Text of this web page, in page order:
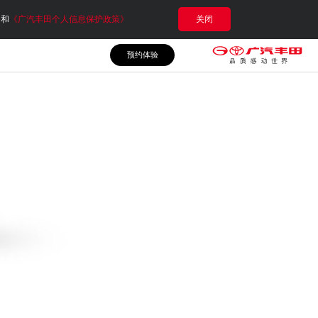
《广汽丰田个人信息保护政策》 关闭
预约体验